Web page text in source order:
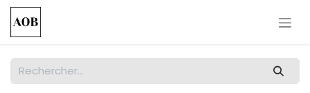
Se rendre au contenu